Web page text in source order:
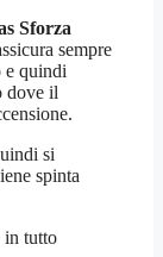
Sforza
sempre
e quindi
dove il
si
spinta
in tutto